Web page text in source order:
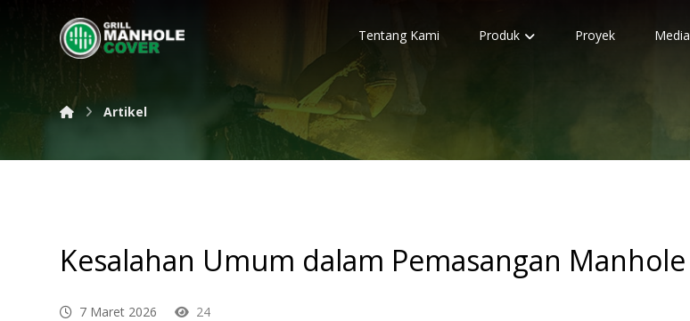
Tentang Kami Produk Proyek Media
Artikel
Kesalahan Umum dalam Pemasangan Manhole
7 Maret 2026 24